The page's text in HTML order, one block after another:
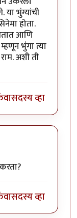
भुंग्यांची
होता.
आणि
भुंंगा त्या
अशी ती
सदस्य व्हा
by
सदस्य व्हा